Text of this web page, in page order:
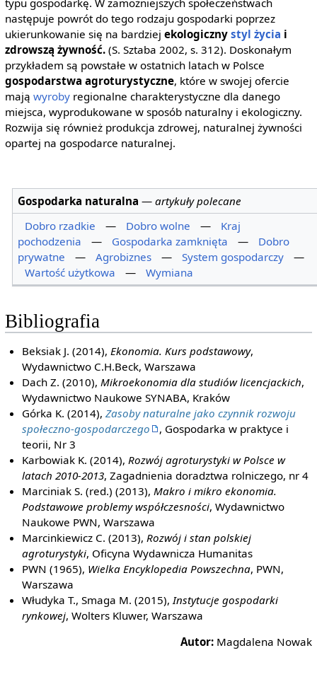
typu gospodarkę. W zamożniejszych społeczeństwach
następuje powrót do tego rodzaju gospodarki poprzez
ukierunkowanie się na bardziej ekologiczny styl życia i
zdrowszą żywność.(S. Sztaba 2002, s. 312). Doskonałym
przykładem są powstałe w ostatnich latach w Polsce
gospodarstwa agroturystyczne, które w swojej ofercie
mają wyrobyregionalne charakterystyczne dla danego
miejsca, wyprodukowane w sposób naturalny i ekologiczny.
Rozwija się również produkcja zdrowej, naturalnej żywności
opartej na gospodarce naturalnej.
Gospodarka naturalna —artykuły polecane
Dobro rzadkie
— Dobro wolne —
Kraj
pochodzenia
— Gospodarka zamknięta —
Dobro
prywatne
— Agrobiznes — System gospodarczy
—
Wartość użytkowa
— Wymiana
Bibliografia
Beksiak J. (2014), Ekonomia. Kurs podstawowy,
Wydawnictwo C.H.Beck, Warszawa
Dach Z. (2010), Mikroekonomia dla studiów licencjackich,
Wydawnictwo Naukowe SYNABA, Kraków
Górka K. (2014),Zasoby naturalne jako czynnik rozwoju
społeczno-gospodarczego
, Gospodarka w praktyce i
teorii, Nr 3
Karbowiak K. (2014), Rozwój agroturystyki w Polsce w
latach 2010-2013, Zagadnienia doradztwa rolniczego, nr 4
Marciniak S. (red.) (2013), Makro i mikro ekonomia.
Podstawowe problemy współczesności, Wydawnictwo
Naukowe PWN, Warszawa
Marcinkiewicz C. (2013), Rozwój i stan polskiej
agroturystyki, Oficyna Wydawnicza Humanitas
PWN (1965), Wielka Encyklopedia Powszechna, PWN,
Warszawa
Włudyka T., Smaga M. (2015), Instytucje gospodarki
rynkowej, Wolters Kluwer, Warszawa
Autor: Magdalena Nowak